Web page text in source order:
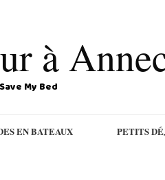
à
My Bed
EN BATEAUX PETITS